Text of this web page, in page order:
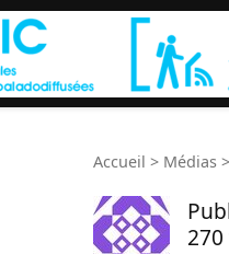
Accueil > Médias >